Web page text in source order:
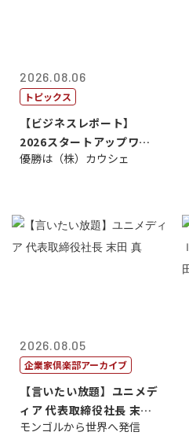
2026.08.06
トピックス
【ビジネスレポート】
2026スタートアップワー
ルドカップ東京
優勝は（株）カウシェ
2026.08.05
企業家倶楽部アーカイブ
【言いたい放題】ユニメデ
ィア 代表取締役社長 末田
真
モンゴルから世界へ発信